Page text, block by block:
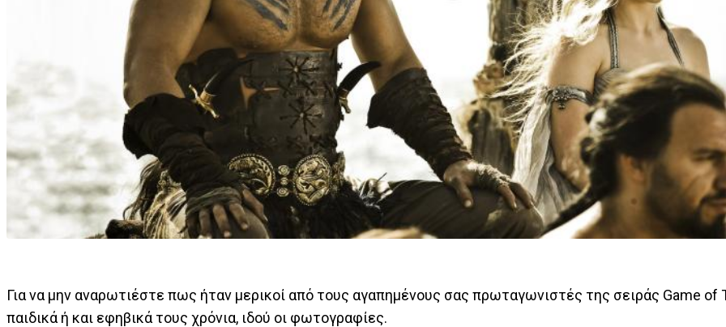
Για να μην αναρωτιέστε πως ήταν μερικοί από τους αγαπημένους σας πρωταγωνιστές της σειράς Game of
παιδικά ή και εφηβικά τους χρόνια, ιδού οι φωτογραφίες.